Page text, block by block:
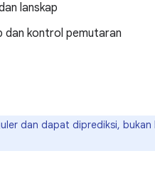
lanskap
dan kontrol pemutaran
dan dapat diprediksi,